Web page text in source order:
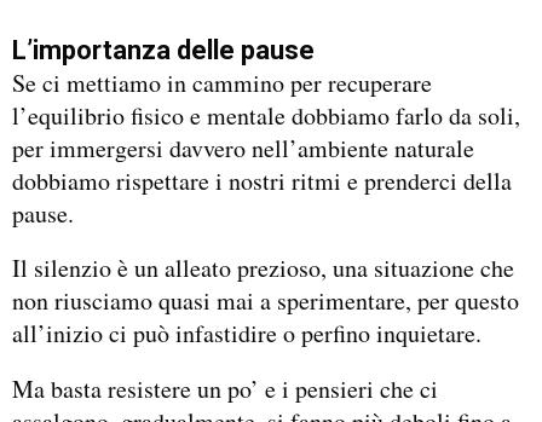
L’importanza delle pause
Se ci mettiamo in cammino per recuperare
l’equilibrio fisico e mentale dobbiamo farlo da soli,
per immergersi davvero nell’ambiente naturale
dobbiamo rispettare i nostri ritmi e prenderci della
pause.
Il silenzio è un alleato prezioso, una situazione che
non riusciamo quasi mai a sperimentare, per questo
all’inizio ci può infastidire o perfino inquietare.
Ma basta resistere un po’ e i pensieri che ci